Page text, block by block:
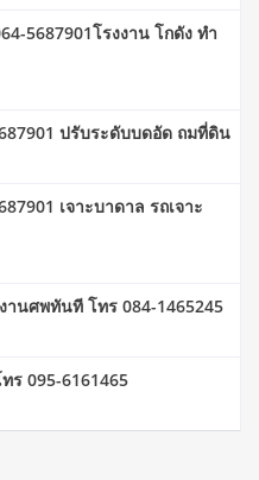
5687901โรงงาน โกดัง ทำ
ปรับระดับบดอัด ถมที่ดิน
เจาะบาดาล รถเจาะ
นศพทันที โทร 084-1465245
ร 095-6161465